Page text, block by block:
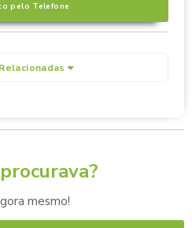
pelo Telefone
mesmo!